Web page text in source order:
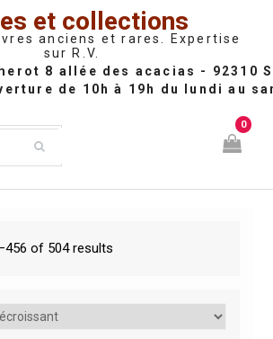
et collections
anciens et rares. Expertise
sur R.V.
0
of 504 results